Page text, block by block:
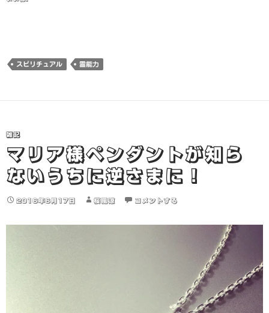
スピリチュアル 霊能力
雑記
マリア様ペンダントが知ら
ないうちに逆さまに！
2016年6月17日 桜風涼 コメントする